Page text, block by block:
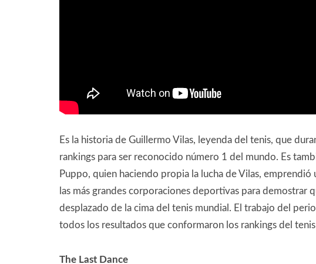
Es la historia de Guillermo Vilas, leyenda del tenis, que
rankings para ser reconocido número 1 del mundo. Es
Puppo, quien haciendo propia la lucha de Vilas,
las más grandes corporaciones deportivas para demostrar
desplazado de la cima del tenis mundial. El trabajo del
todos los resultados que conformaron los rankings del
The Last Dance